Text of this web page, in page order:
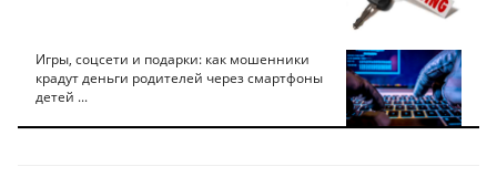
Игры, соцсети и подарки: как мошенники
крадут деньги родителей через смартфоны
детей ...